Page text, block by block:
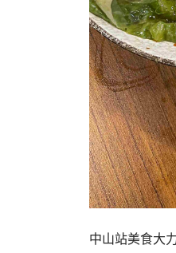
中山站美食大